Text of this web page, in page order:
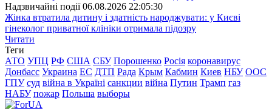
Надзвичайні події 06.08.2026 22:05:30
Жінка втратила дитину і здатність народжувати: у Києві
гінеколог приватної клініки отримала підозру
Читати
Теги
АТО УПЦ РФ США СБУ Порошенко Росія коронавирус
Донбасс Украина ЕС ДТП Рада Крым Кабмин Киев НБУ ООС
ГПУ суд війна в Україні санкции війна Путин Трамп газ
НАБУ пожар Польша выборы